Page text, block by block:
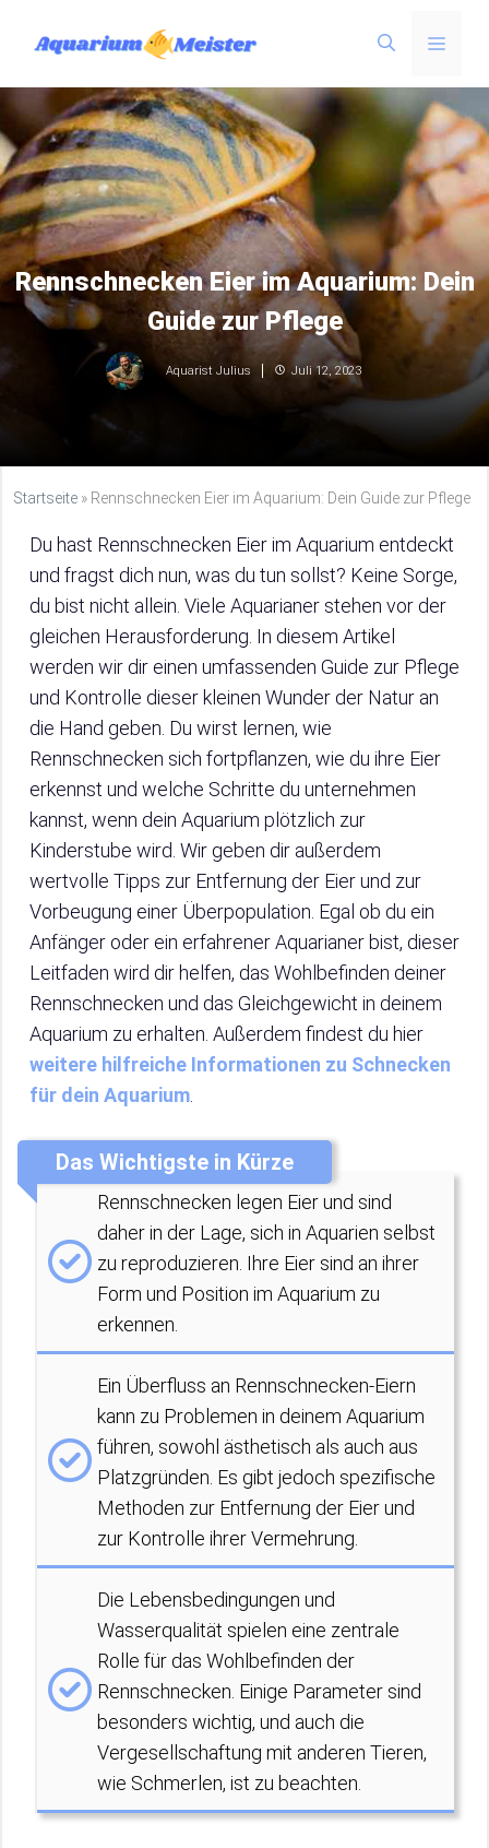
Inhalt
Menü
Rennschnecken Eier im Aquarium: Dein
Guide zur Pflege
Aquarist Julius Juli 12, 2023
Startseite » Rennschnecken Eier im Aquarium: Dein Guide zur Pflege
Du hast Rennschnecken Eier im Aquarium entdeckt
und fragst dich nun, was du tun sollst? Keine Sorge,
du bist nicht allein. Viele Aquarianer stehen vor der
gleichen Herausforderung. In diesem Artikel
werden wir dir einen umfassenden Guide zur Pflege
und Kontrolle dieser kleinen Wunder der Natur an
die Hand geben. Du wirst lernen, wie
Rennschnecken sich fortpflanzen, wie du ihre Eier
erkennst und welche Schritte du unternehmen
kannst, wenn dein Aquarium plötzlich zur
Kinderstube wird. Wir geben dir außerdem
wertvolle Tipps zur Entfernung der Eier und zur
Vorbeugung einer Überpopulation. Egal ob du ein
Anfänger oder ein erfahrener Aquarianer bist, dieser
Leitfaden wird dir helfen, das Wohlbefinden deiner
Rennschnecken und das Gleichgewicht in deinem
Aquarium zu erhalten. Außerdem findest du hier
weitere hilfreiche Informationen zu Schnecken
für dein Aquarium
Das Wichtigste in Kürze
Rennschnecken legen Eier und sind
daher in der Lage, sich in Aquarien selbst
zu reproduzieren. Ihre Eier sind an ihrer
Form und Position im Aquarium zu
erkennen.
Ein Überfluss an Rennschnecken-Eiern
kann zu Problemen in deinem Aquarium
führen, sowohl ästhetisch als auch aus
Platzgründen. Es gibt jedoch spezifische
Methoden zur Entfernung der Eier und
zur Kontrolle ihrer Vermehrung.
Die Lebensbedingungen und
Wasserqualität spielen eine zentrale
Rolle für das Wohlbefinden der
Rennschnecken. Einige Parameter sind
besonders wichtig, und auch die
Vergesellschaftung mit anderen Tieren,
wie Schmerlen, ist zu beachten.